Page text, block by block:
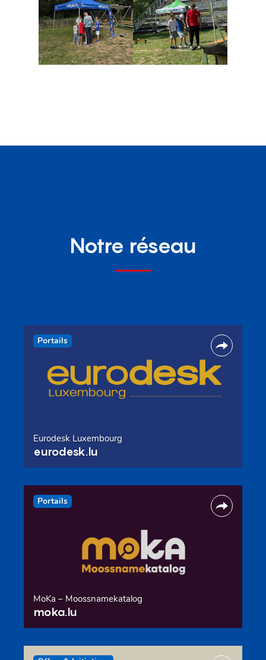
Notre réseau
Portails
Eurodesk Luxembourg
eurodesk.lu
Portails
MoKa – Moossnamekatalog
moka.lu